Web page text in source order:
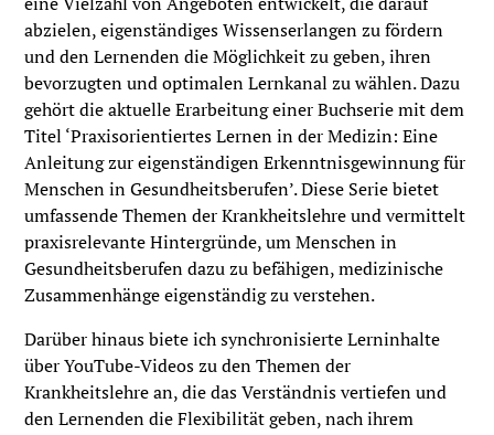
abzielen, eigenständiges Wissenserlangen zu fördern
und den Lernenden die Möglichkeit zu geben, ihren
bevorzugten und optimalen Lernkanal zu wählen. Dazu
gehört die aktuelle Erarbeitung einer Buchserie mit dem
Titel ‘Praxisorientiertes Lernen in der Medizin: Eine
Anleitung zur eigenständigen Erkenntnisgewinnung für
Menschen in Gesundheitsberufen’. Diese Serie bietet
umfassende Themen der Krankheitslehre und vermittelt
praxisrelevante Hintergründe, um Menschen in
Gesundheitsberufen dazu zu befähigen, medizinische
Zusammenhänge eigenständig zu verstehen.
Darüber hinaus biete ich synchronisierte Lerninhalte
über YouTube-Videos zu den Themen der
Krankheitslehre an, die das Verständnis vertiefen und
den Lernenden die Flexibilität geben, nach ihrem